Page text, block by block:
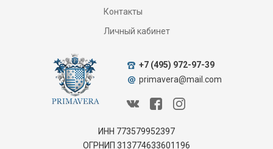
Контакты
Личный кабинет
ИНН 773579952397
ОГРНИП 313774633601196
+7 (495) 972-97-39
primavera@mail.com